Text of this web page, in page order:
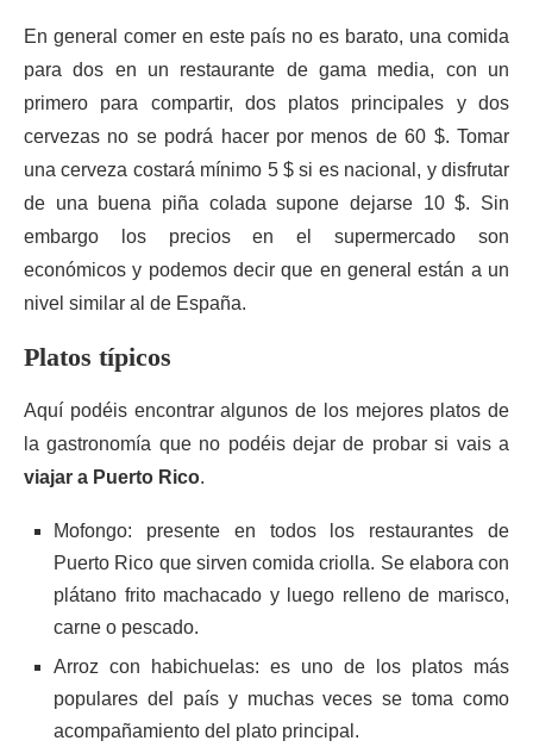
En general comer en este país no es barato, una comida
para dos en un restaurante de gama media, con un
primero para compartir, dos platos principales y dos
cervezas no se podrá hacer por menos de 60 $. Tomar
una cerveza costará mínimo 5 $ si es nacional, y disfrutar
de una buena piña colada supone dejarse 10 $. Sin
embargo los precios en el supermercado son
económicos y podemos decir que en general están a un
nivel similar al de España.
Platos típicos
Aquí podéis encontrar algunos de los mejores platos de
la gastronomía que no podéis dejar de probar si vais a
viajar a Puerto Rico.
Mofongo: presente en todos los restaurantes de
Puerto Rico que sirven comida criolla. Se elabora con
plátano frito machacado y luego relleno de marisco,
carne o pescado.
Arroz con habichuelas: es uno de los platos más
populares del país y muchas veces se toma como
acompañamiento del plato principal.